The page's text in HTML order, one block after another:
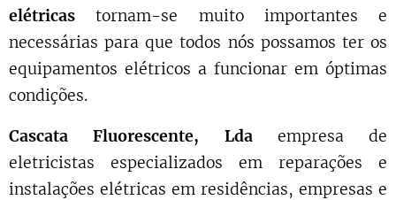
elétricas tornam-se muito importantes e
necessárias para que todos nós possamos ter os
equipamentos elétricos a funcionar em óptimas
condições.
Cascata Fluorescente, Ldaempresa de
eletricistas especializados em reparações e
instalações elétricas em residências, empresas e